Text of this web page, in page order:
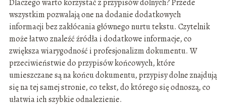
Dlaczego warto korzystać z przypisów dolnych? Przede
wszystkim pozwalają one na dodanie dodatkowych
informacji bez zakłócania głównego nurtu tekstu. Czytelnik
może łatwo znaleźć źródła i dodatkowe informacje, co
zwiększa wiarygodność i profesjonalizm dokumentu. W
przeciwieństwie do przypisów końcowych, które
umieszczane są na końcu dokumentu, przypisy dolne znajdują
się na tej samej stronie, co tekst, do którego się odnoszą, co
ułatwia ich szybkie odnalezienie.